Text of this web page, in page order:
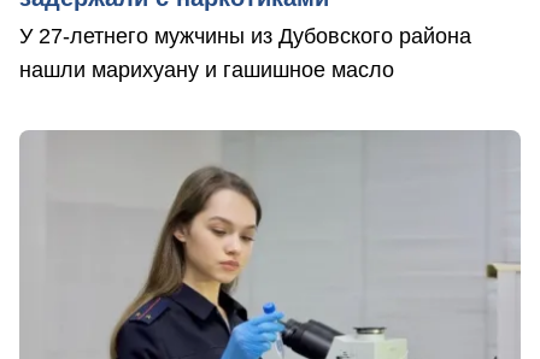
У 27-летнего мужчины из Дубовского района
нашли марихуану и гашишное масло